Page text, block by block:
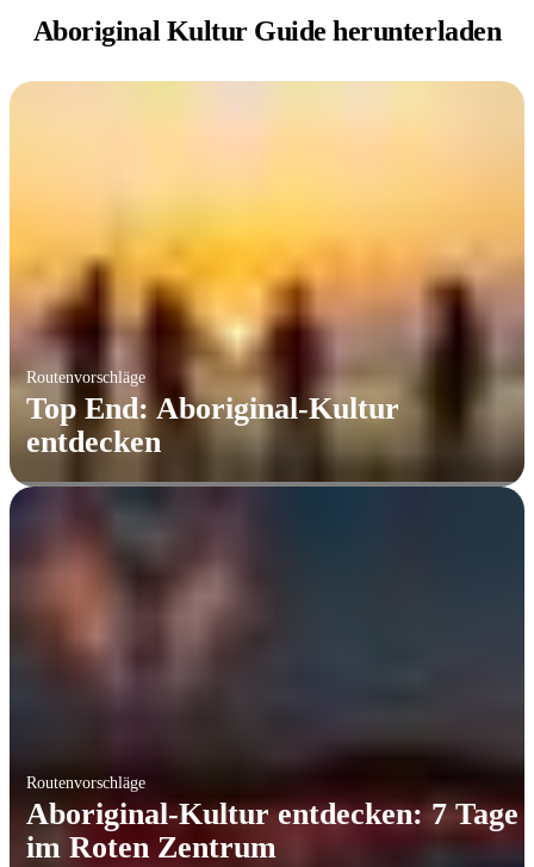
Aboriginal Kultur Guide herunterladen
Routenvorschläge
Top End: Aboriginal-Kultur
entdecken
Routenvorschläge
Aboriginal-Kultur entdecken: 7 Tage
im Roten Zentrum